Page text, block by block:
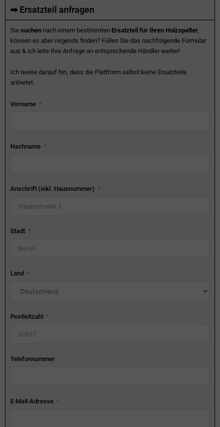
➡ Ersatzteil anfragen
Sie suchen nach einem bestimmten Ersatzteil für Ihren Holzspalter
können es aber nirgends finden? Füllen Sie das nachfolgende Formular
aus & ich leite Ihre Anfrage an entsprechende Händler weiter!
Ich weise darauf hin, dass die Plattform selbst keine Ersatzteile
anbietet.
Vorname
Nachname
Anschrift (inkl. Hausnummer)
Stadt
Land
Postleitzahl
Telefonnummer
E-Mail-Adresse